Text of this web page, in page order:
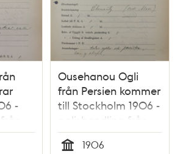
-
Ousehanou Ogli
från Persien kommer
till Stockholm 1906 -
polishandling från
utlänningsexpeditionen
1906